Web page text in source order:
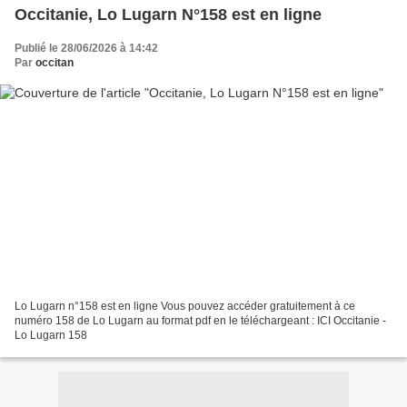
Occitanie, Lo Lugarn N°158 est en ligne
Publié le 28/06/2026 à 14:42
Par occitan
Lo Lugarn n°158 est en ligne Vous pouvez accéder gratuitement à ce
numéro 158 de Lo Lugarn au format pdf en le téléchargeant : ICI Occitanie -
Lo Lugarn 158